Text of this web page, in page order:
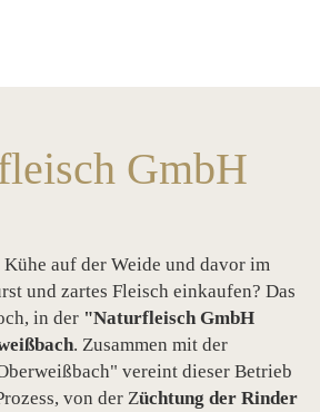
GmbH
auf der Weide und davor im
und zartes Fleisch einkaufen? Das
in der "Naturfleisch GmbH
. Zusammen mit der
vereint dieser Betrieb
von der Züchtung der Rinder